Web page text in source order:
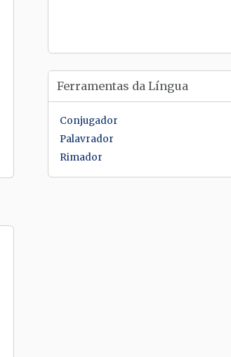
Ferramentas da Língua
Conjugador
Palavrador
Rimador